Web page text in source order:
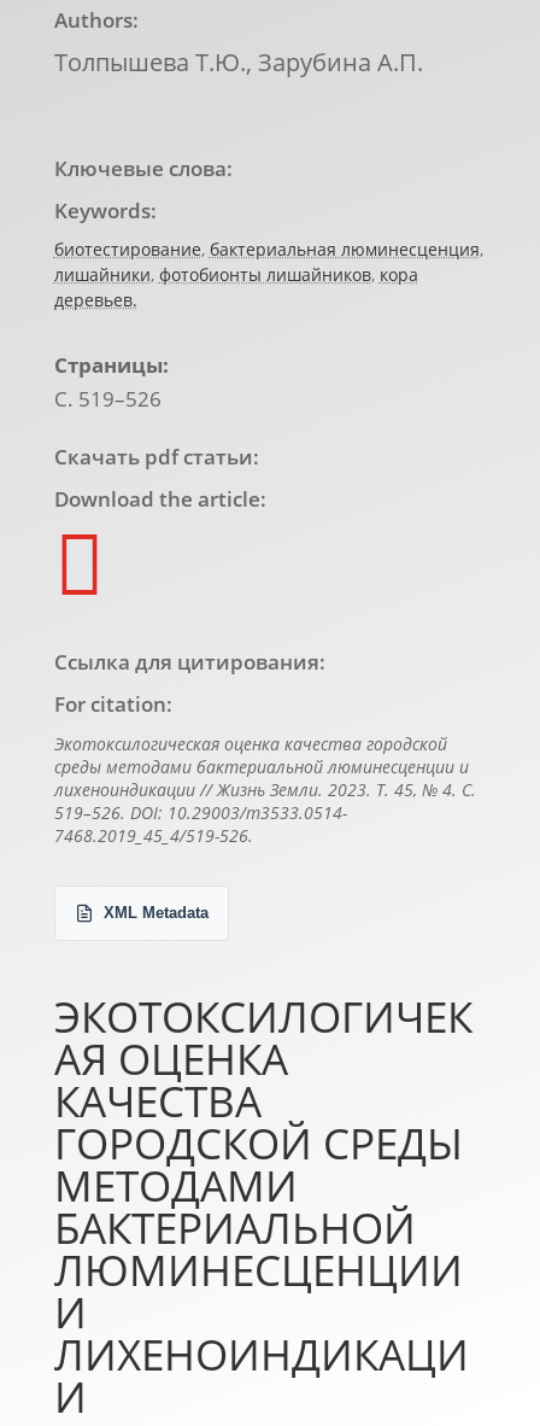
Authors:
Толпышева Т.Ю., Зарубина А.П.
Ключевые слова:
Keywords:
биотестирование, бактериальная люминесценция,
лишайники, фотобионты лишайников, кора
деревьев.
Страницы:
С. 519–526
Скачать pdf статьи:
Download the article:

Ссылка для цитирования:
For citation:
Экотоксилогическая оценка качества городской
среды методами бактериальной люминесценции и
лихеноиндикации // Жизнь Земли. 2023. Т. 45, № 4. С.
519–526. DOI: 10.29003/m3533.0514-
7468.2019_45_4/519-526.
XML Metadata
ЭКОТОКСИЛОГИЧЕК
АЯ ОЦЕНКА
КАЧЕСТВА
ГОРОДСКОЙ СРЕДЫ
МЕТОДАМИ
БАКТЕРИАЛЬНОЙ
ЛЮМИНЕСЦЕНЦИИ
И
ЛИХЕНОИНДИКАЦИ
И